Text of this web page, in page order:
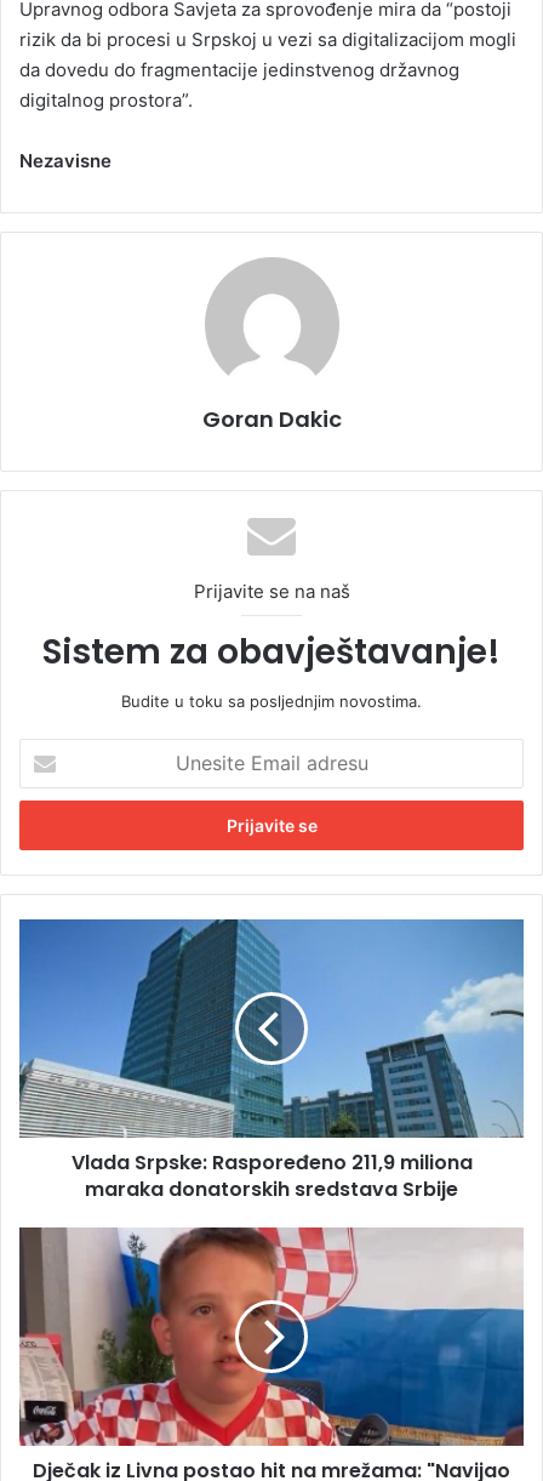
Upravnog odbora Savjeta za sprovođenje mira da “postoji
rizik da bi procesi u Srpskoj u vezi sa digitalizacijom mogli
da dovedu do fragmentacije jedinstvenog državnog
digitalnog prostora”.
Nezavisne
Goran Dakic
Prijavite se na naš
Sistem za obavještavanje!
Budite u toku sa posljednjim novostima.
e
i
t
d
r
e
S
r
p
s
o
r
e
đ
e
Vlada Srpske: Raspoređeno 211,9 miliona
maraka donatorskih sredstava Srbije
a
k
i
z
L
Dječak iz Livna postao hit na mrežama: "Navijao